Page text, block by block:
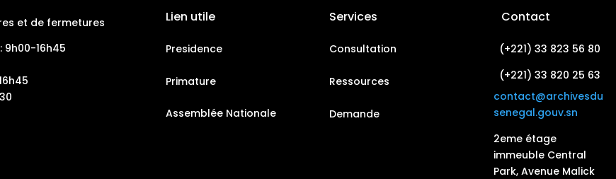
et de fermetures
9h00-16h45
Lien utile
Presidence
Primature
Assemblée Nationale
Services
Consultation
Ressources
Demande
Contact
(+221) 33 823 56 80
(+221) 33 820 25 63
contact@archivesdu
senegal.gouv.sn
2eme étage
immeuble Central
Park, Avenue Malick